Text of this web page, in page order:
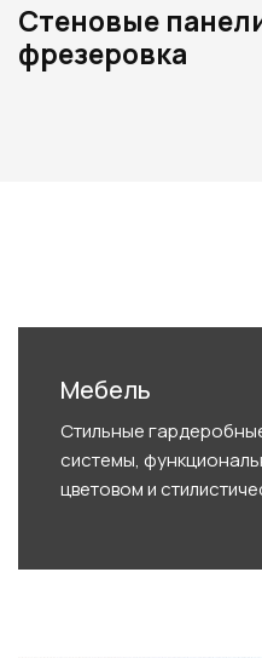
Стеновые
фрезеровка
Мебель
Стильные
системы,
цветовом и